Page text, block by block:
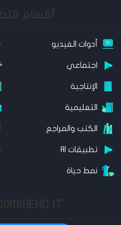
أدوات الفيديو
اجتماعي
الإنتاجية
التعليمية
الكتب والمراجع
تطبيقات AI
نمط حياة